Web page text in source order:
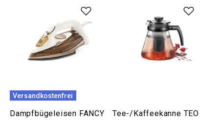
Versandkostenfrei
Dampfbügeleisen FANCY
Tee-/Kaffeekanne TEO